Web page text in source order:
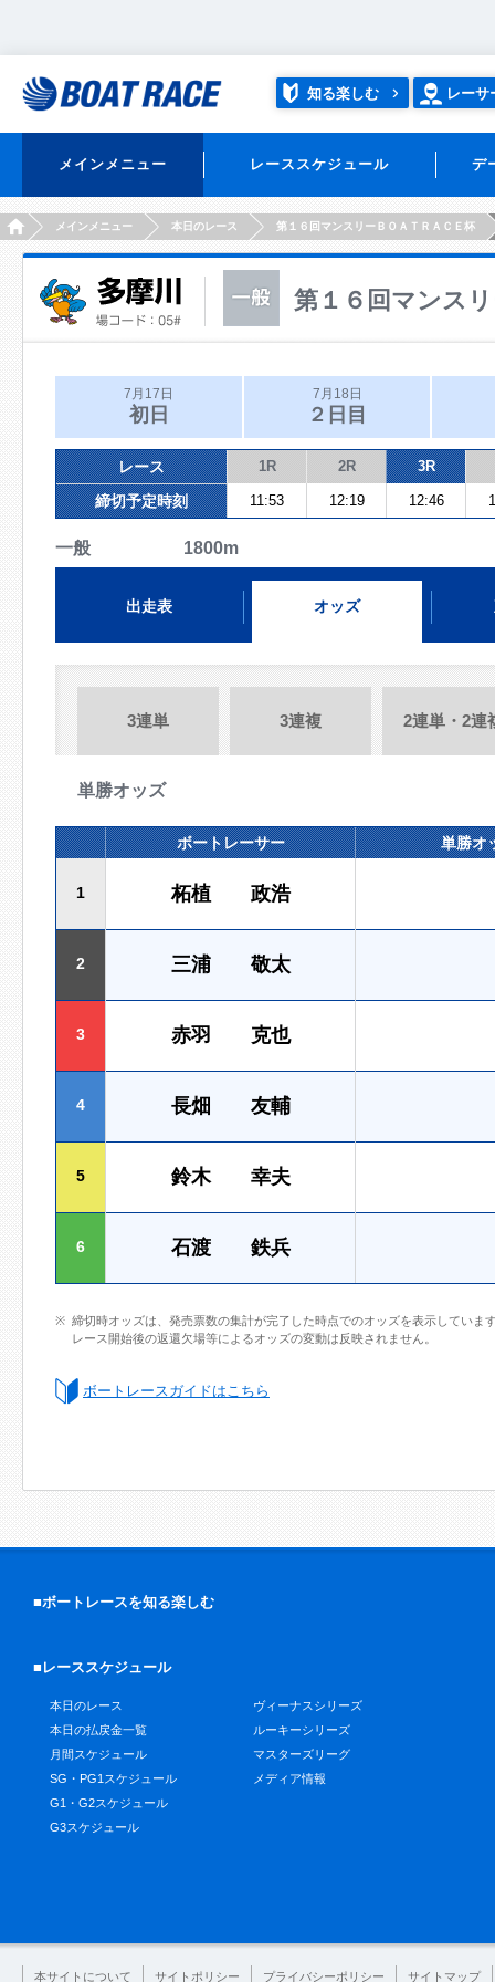
知る楽しむ レーサ
メインメニュー レーススケジュール デ
HOMEメインメニュー 本日のレース 第１６回マンスリーＢＯＡＴＲＡＣＥ杯
第１６回マンス
7月17日
初日
7月18日
２日目
レース 1R 2R 3R
締切予定時刻 11:53 12:19 12:46
一般 1800m
出走表 オッズ
3連単 3連複 2連単・2連
単勝オッズ
ボートレーサー 単勝オ
1 柘植 政浩
2 三浦 敬太
3 赤羽 克也
4 長畑 友輔
5 鈴木 幸夫
6 石渡 鉄兵
締切時オッズは、発売票数の集計が完了した時点でのオッズを表示していま
レース開始後の返還欠場等によるオッズの変動は反映されません。
ボートレースガイドはこちら
■ボートレースを知る楽しむ
■レーススケジュール
本日のレース
本日の払戻金一覧
月間スケジュール
SG・PG1スケジュール
G1・G2スケジュール
G3スケジュール
ヴィーナスシリーズ
ルーキーシリーズ
マスターズリーグ
メディア情報
本サイトについて サイトポリシー プライバシーポリシー サイトマップ